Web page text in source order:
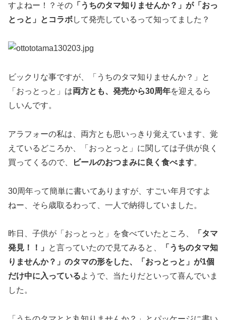
すよねー！？その 「うちのタマ知りませんか？」が「おっ
とっと」とコラボして発売しているって知ってました？
ビックリな事ですが、「うちのタマ知りませんか？」と
「おっとっと」は両方とも、発売から30周年を迎えるら
しいんです。
アラフォーの私は、両方とも思いっきり覚えています、覚
えているどころか、「おっとっと」に関しては子供が良く
買ってくるので、
ビールのおつまみに良く食べます。
30周年って簡単に書いてありますが、すごい年月ですよ
ねー、そら歳取るわって、一人で納得していました。
昨日、子供が「おっとっと」を食べていたところ、
「タマ
発見！！」
と言っていたので見てみると、
「うちのタマ知
りませんか？」のタマの形をした、「おっとっと」が1個
だけ中に入っているようで、当たりだといって喜んでいま
した。